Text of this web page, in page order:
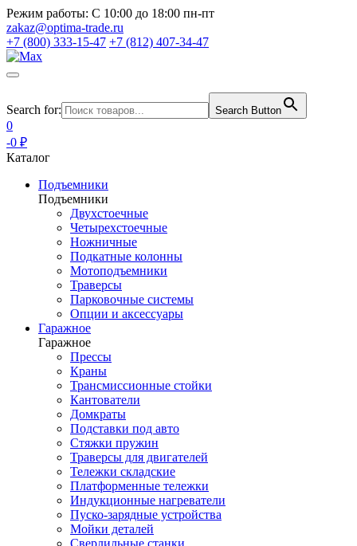
Режим работы: С 10:00 до 18:00 пн-пт
zakaz@optima-trade.ru
+7 (800) 333-15-47 +7 (812) 407-34-47
Search for: Search Button
0
-0 ₽
Каталог
Подъемники
Подъемники
Двухстоечные
Четырехстоечные
Ножничные
Подкатные колонны
Мотоподъемники
Траверсы
Парковочные системы
Опции и аксессуары
Гаражное
Гаражное
Прессы
Краны
Трансмиссионные стойки
Кантователи
Домкраты
Подставки под авто
Стяжки пружин
Траверсы для двигателей
Тележки складские
Платформенные тележки
Индукционные нагреватели
Пуско-зарядные устройства
Мойки деталей
Сверлильные станки